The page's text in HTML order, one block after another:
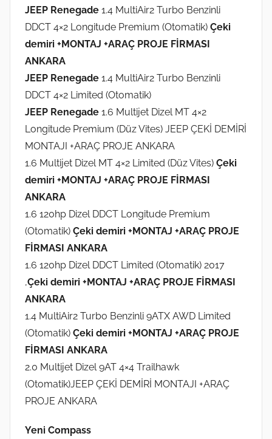
JEEP Renegade 1.4 MultiAir2 Turbo Benzinli
DDCT 4×2 Longitude Premium (Otomatik) Çeki
demiri +MONTAJ +ARAÇ PROJE FİRMASI
ANKARA
JEEP Renegade 1.4 MultiAir2 Turbo Benzinli
DDCT 4×2 Limited (Otomatik)
JEEP Renegade 1.6 Multijet Dizel MT 4×2
Longitude Premium (Düz Vites) JEEP ÇEKİ DEMİRİ
MONTAJI +ARAÇ PROJE ANKARA
1.6 Multijet Dizel MT 4×2 Limited (Düz Vites) Çeki
demiri +MONTAJ +ARAÇ PROJE FİRMASI
ANKARA
1.6 120hp Dizel DDCT Longitude Premium
(Otomatik) Çeki demiri +MONTAJ +ARAÇ PROJE
FİRMASI ANKARA
1.6 120hp Dizel DDCT Limited (Otomatik) 2017
,Çeki demiri +MONTAJ +ARAÇ PROJE FİRMASI
ANKARA
1.4 MultiAir2 Turbo Benzinli 9ATX AWD Limited
(Otomatik) Çeki demiri +MONTAJ +ARAÇ PROJE
FİRMASI ANKARA
2.0 Multijet Dizel 9AT 4×4 Trailhawk
(Otomatik)JEEP ÇEKİ DEMİRİ MONTAJI +ARAÇ
PROJE ANKARA
Yeni Compass